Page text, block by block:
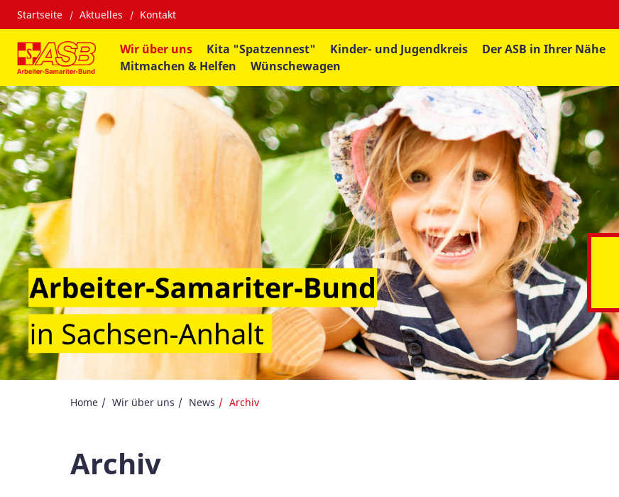
Startseite Aktuelles Kontakt
Wir über uns Kita "Spatzennest" Kinder- und Jugendkreis Der ASB in Ihrer Nähe
Mitmachen & Helfen
Wünschewagen
Home Wir über uns News Archiv
Archiv